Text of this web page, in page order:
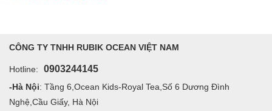
CÔNG TY TNHH RUBIK OCEAN VIỆT NAM
Hotline: 0903244145
-Hà Nội: Tầng 6,Ocean Kids-Royal Tea,Số 6 Dương Đình
Nghệ,Cầu Giấy, Hà Nội